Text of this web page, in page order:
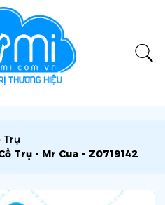
Trụ
Trụ - Mr Cua - Z0719142